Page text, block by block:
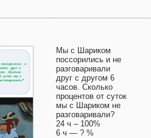
Мы с Шариком
поссорились и не
разговаривали
друг с другом 6
часов. Сколько
процентов от суток
мы с Шариком не
разговаривали?
24 ч – 100%
6 ч — ? %